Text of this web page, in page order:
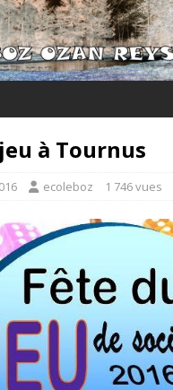
à Tournus
ecoleboz 1 746 vues